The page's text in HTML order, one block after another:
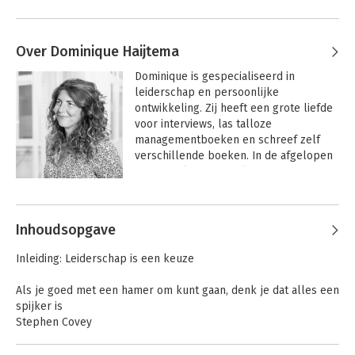
Over Dominique Haijtema
Dominique is gespecialiseerd in
leiderschap en persoonlijke
ontwikkeling. Zij heeft een grote liefde
voor interviews, las talloze
managementboeken en schreef zelf
verschillende boeken. In de afgelopen
verslaggever bij kranten als Het
schreef zij als freelance journalist voor
tijdschriften als Happinez en
Psychologie Magazine. Dominique is
moderator bij het European Leadership
Platform (ELP) en gastdocent bij o.a.
zoektocht naar leiderschap' verschijnt
Andere boeken door Dominique
Haijtema
Inhoudsopgave
Inleiding: Leiderschap is een keuze
Als je goed met een hamer om kunt gaan, denk je dat alles een
spijker is
Stephen Covey